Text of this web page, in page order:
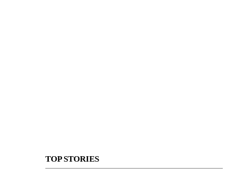
TOP STORIES